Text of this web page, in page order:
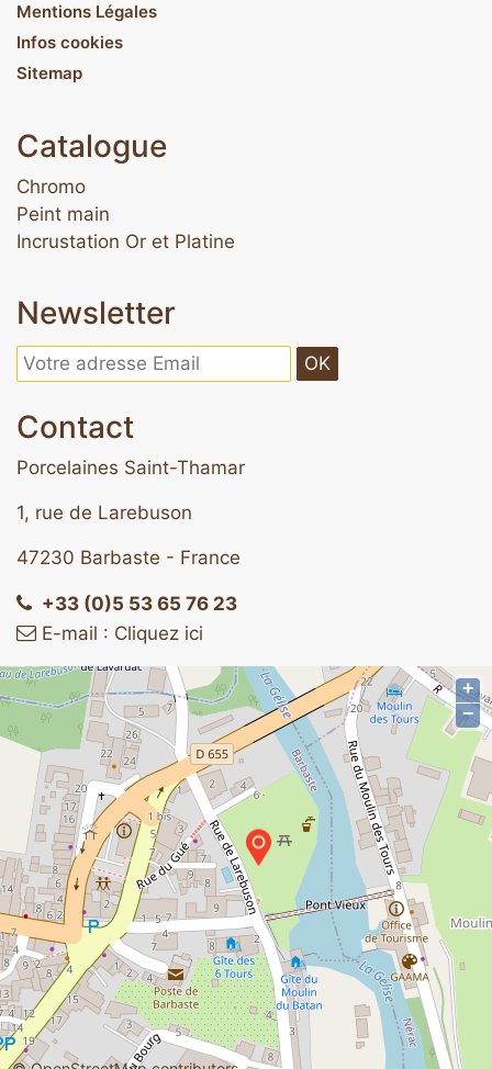
Mentions Légales
Infos cookies
Sitemap
Catalogue
Chromo
Peint main
Incrustation Or et Platine
Newsletter
OK
Contact
Porcelaines Saint-Thamar
1, rue de Larebuson
47230 Barbaste - France
+33 (0)5 53 65 76 23
E-mail : Cliquez ici
+
−